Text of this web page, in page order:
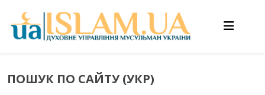
ПОШУК ПО САЙТУ (УКР)